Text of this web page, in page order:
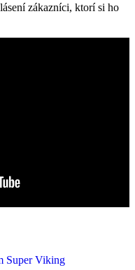
zákazníci, ktorí si ho